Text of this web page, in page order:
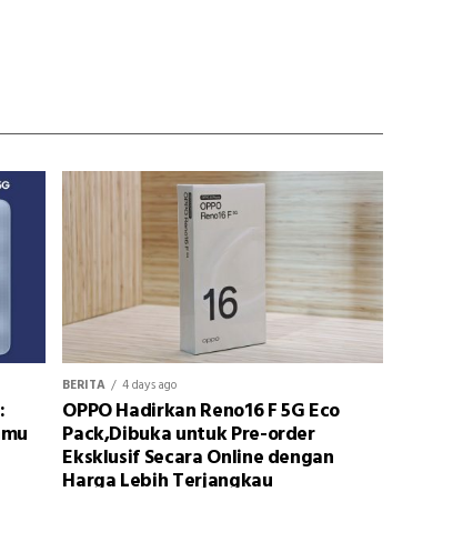
BERITA 4 days ago
OPPO Hadirkan Reno16 F 5G Eco
Pack,Dibuka untuk Pre-order
Eksklusif Secara Online dengan
Harga Lebih Terjangkau